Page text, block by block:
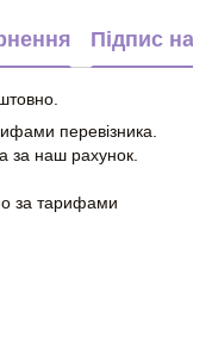
Підпис на
перевізника.
за наш рахунок.
за тарифами